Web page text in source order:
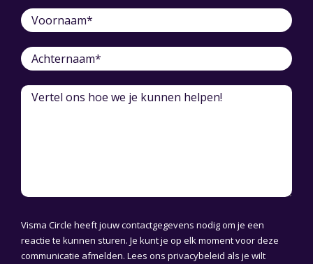
Visma Circle heeft jouw contactgegevens nodig om je een
reactie te kunnen sturen. Je kunt je op elk moment voor deze
communicatie afmelden. Lees ons privacybeleid als je wilt